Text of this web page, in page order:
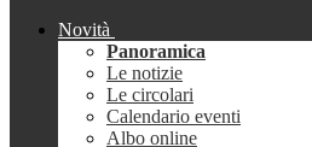
Novità
Panoramica
Le notizie
Le circolari
Calendario eventi
Albo online